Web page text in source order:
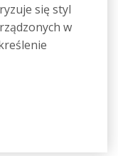
się styl
w